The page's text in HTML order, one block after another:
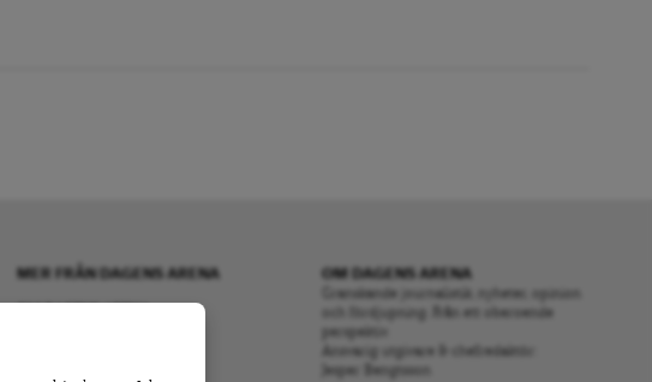
MER FRÅN DAGENS ARENA
OM DAGENS ARENA
Granskande journalistik, nyheter, opinion
och fördjupning. Från ett oberoende
perspektiv.
Ansvarig utgivare & chefredaktör:
Jesper Bengtsson